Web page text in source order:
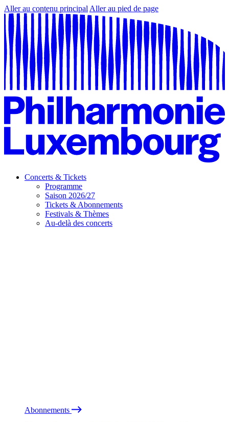
Aller au contenu principal Aller au pied de page
Concerts & Tickets
Programme
Saison 2026/27
Tickets & Abonnements
Festivals & Thèmes
Au-delà des concerts
Abonnements